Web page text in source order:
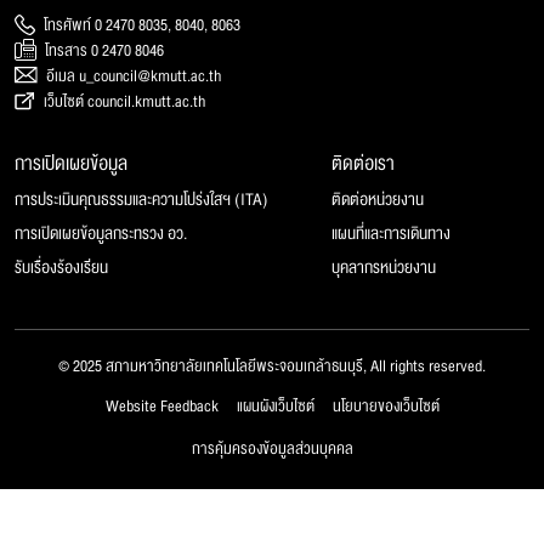
โทรศัพท์ 0 2470 8035, 8040, 8063
โทรสาร 0 2470 8046
อีเมล u_council@kmutt.ac.th
เว็บไซต์ council.kmutt.ac.th
การเปิดเผยข้อมูล
การประเมินคุณธรรมและความโปร่งใสฯ (ITA)
การเปิดเผยข้อมูลกระทรวง อว.
รับเรื่องร้องเรียน
ติดต่อเรา
ติดต่อหน่วยงาน
แผนที่และการเดินทาง
บุคลากรหน่วยงาน
© 2025 สภามหาวิทยาลัยเทคโนโลยีพระจอมเกล้าธนบุรี, All rights reserved.
Website Feedback
แผนผังเว็บไซต์
นโยบายของเว็บไซต์
การคุ้มครองข้อมูลส่วนบุคคล